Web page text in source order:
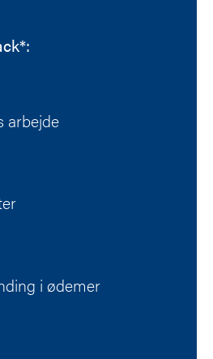
arbejde
i ødemer